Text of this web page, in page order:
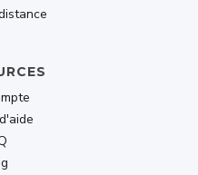
or PC
Screen